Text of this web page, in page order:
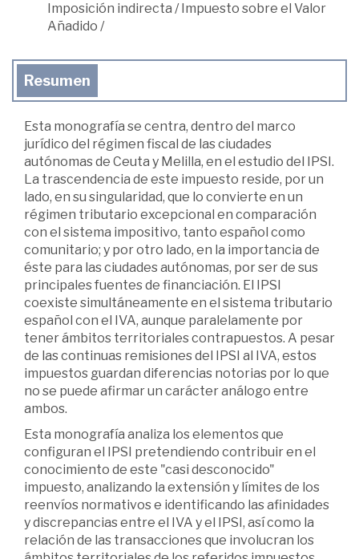
Imposición indirecta / Impuesto sobre el Valor
Añadido /
Resumen
Esta monografía se centra, dentro del marco
jurídico del régimen fiscal de las ciudades
autónomas de Ceuta y Melilla, en el estudio del IPSI.
La trascendencia de este impuesto reside, por un
lado, en su singularidad, que lo convierte en un
régimen tributario excepcional en comparación
con el sistema impositivo, tanto español como
comunitario; y por otro lado, en la importancia de
éste para las ciudades autónomas, por ser de sus
principales fuentes de financiación. El IPSI
coexiste simultáneamente en el sistema tributario
español con el IVA, aunque paralelamente por
tener ámbitos territoriales contrapuestos. A pesar
de las continuas remisiones del IPSI al IVA, estos
impuestos guardan diferencias notorias por lo que
no se puede afirmar un carácter análogo entre
ambos.
Esta monografía analiza los elementos que
configuran el IPSI pretendiendo contribuir en el
conocimiento de este "casi desconocido"
impuesto, analizando la extensión y límites de los
reenvíos normativos e identificando las afinidades
y discrepancias entre el IVA y el IPSI, así como la
relación de las transacciones que involucran los